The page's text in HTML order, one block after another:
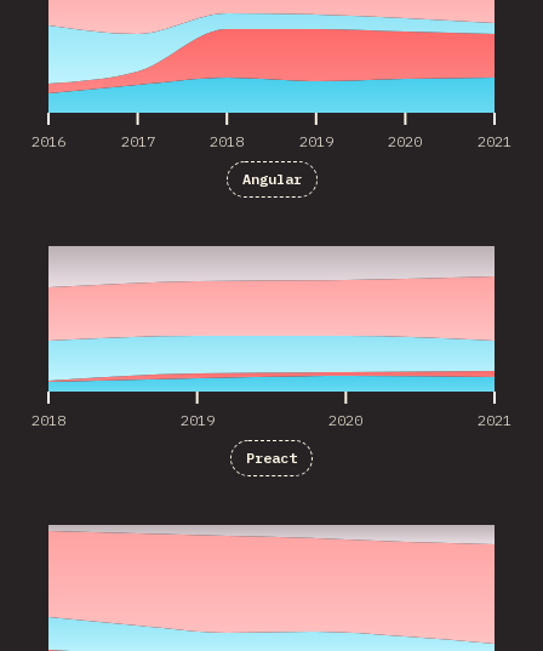
2016 2017 2018 2019 2020 2021
Angular
2018 2019 2020 2021
Preact